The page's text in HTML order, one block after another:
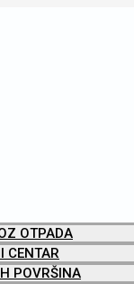
OTPADA
CENTAR
POVRŠINA